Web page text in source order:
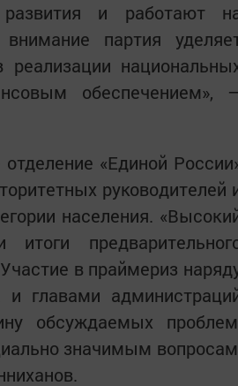
развития и работают
партия
обеспечением»,
«Единой
руководителей
населения.
в праймериз
и главами
обсуждаемых
значимым